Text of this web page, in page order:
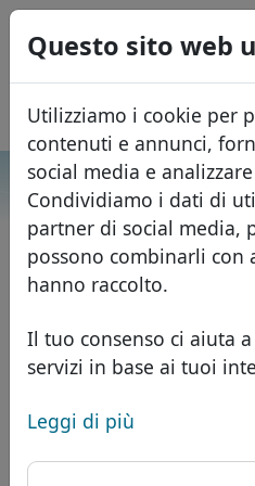
Questo sito web
Utilizziamo i cookie per
contenuti e annunci,
social media e
Condividiamo i dati di
partner di social media,
possono combinarli con
hanno raccolto.
Il tuo consenso ci aiuta
servizi in base ai tuoi
Leggi di più
Domini
Database dei domini
Domini africani
Domini asiatici
Domini europei
Domini del Medio
Domini
Listino prezzi
Sconti
Trasferisci
Cerca
Servizi
ID Protect
Hosting DNS
WHOIS
USD
EUR
GBP
Español
Français
Português
Română
Eesti